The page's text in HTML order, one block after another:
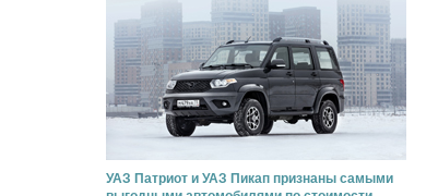
УАЗ Патриот и УАЗ Пикап признаны самыми